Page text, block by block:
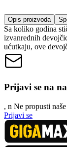
Opis proizvoda
Sa koliko godina
izvanrednih
ućutkaju, ove
Prijavi se na
, n Ne propusti
Prijavi se